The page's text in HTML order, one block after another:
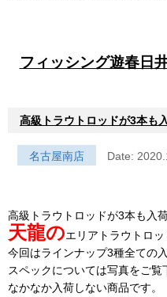
フィッシング遊春日
高級トラウトロッドが3本も
名古屋南店 Date:
高級トラウトロッドが3本も入
天龍のエリアトラウトロッ
今回はラインナップ3種全ての入
スペックについては写真をご覧
なかなか入荷しない商品です。